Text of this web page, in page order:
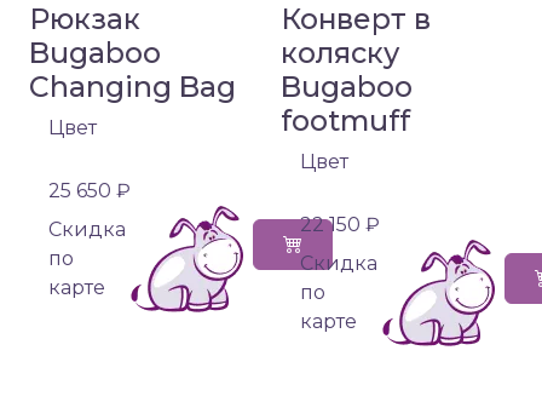
Рюкзак
Bugaboo
Changing Bag
Цвет
25 650 ₽
Cкидка
по
карте
Конверт в
коляску
Bugaboo
footmuff
Цвет
22 150 ₽
Cкидка
по
карте